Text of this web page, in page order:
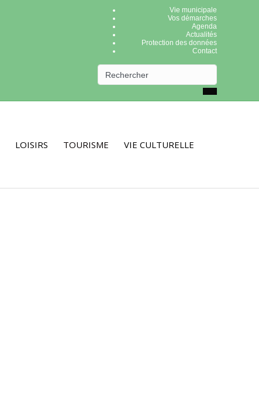
Vie municipale
Vos démarches
Agenda
Actualités
Protection des données
Contact
LOISIRS TOURISME VIE CULTURELLE